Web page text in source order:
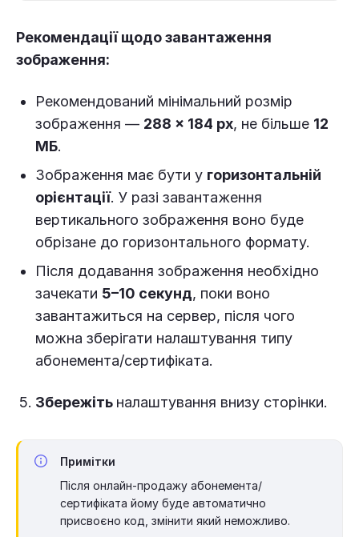
Рекомендації щодо завантаження
зображення:
Рекомендований мінімальний розмір
зображення — 288 × 184 px, не більше 12
МБ.
Зображення має бути у горизонтальній
орієнтації. У разі завантаження
вертикального зображення воно буде
обрізане до горизонтального формату.
Після додавання зображення необхідно
зачекати 5–10 секунд, поки воно
завантажиться на сервер, після чого
можна зберігати налаштування типу
абонемента/сертифіката.
Збережіть налаштування внизу сторінки.
Примітки
Після онлайн-продажу абонемента/
сертифіката йому буде автоматично
присвоєно код, змінити який неможливо.